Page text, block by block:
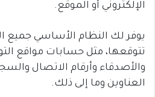
الإلكتروني أو الموقع.
يوفر لك النظام الأساسي جميع
تتوقعها، مثل حسابات مواقع
والأصدقاء وأرقام الاتصال
العناوين وما إلى ذلك.